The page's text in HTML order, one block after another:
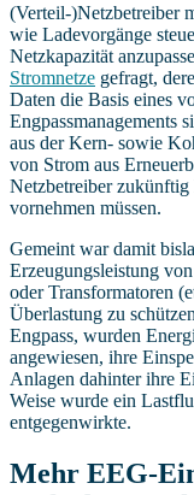
(Verteil-)Netzbetreiber
wie Ladevorgänge
Netzkapazität
Stromnetze gefragt,
Daten die Basis eines
Engpassmanagements
aus der Kern- sowie
von Strom aus
Netzbetreiber
vornehmen müssen.
Gemeint war damit
Erzeugungsleistung
oder Transformatoren
Überlastung zu
Engpass, wurden
angewiesen, ihre
Anlagen dahinter ihre
Weise wurde ein
entgegenwirkte.
Mehr EEG-